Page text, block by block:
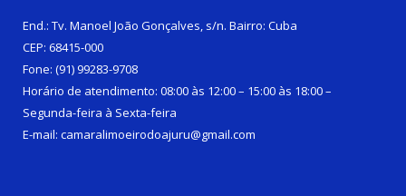
End.: Tv. Manoel João Gonçalves, s/n. Bairro: Cuba
CEP: 68415-000
Fone: (91) 99283-9708
Horário de atendimento: 08:00 às 12:00 – 15:00 às 18:00 –
Segunda-feira à Sexta-feira
E-mail: camaralimoeirodoajuru@gmail.com